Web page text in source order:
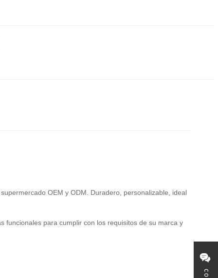
OEM y ODM. Duradero, personalizable, ideal
funcionales para cumplir con los requisitos de su marca y